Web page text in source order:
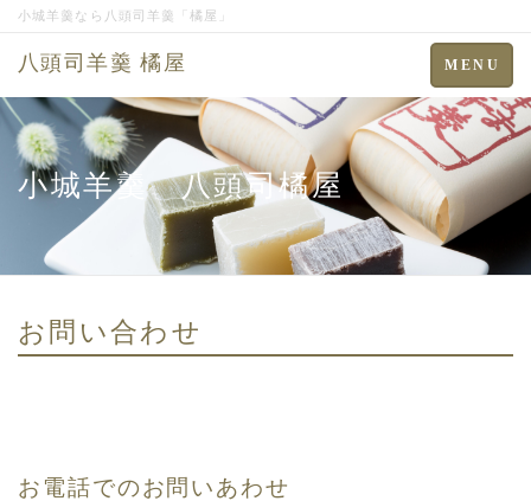
小城羊羹なら八頭司羊羹「橘屋」
Toggle
navigation
MENU
八頭司羊羹 橘屋
小城羊羹 八頭司橘屋
お問い合わせ
お電話でのお問いあわせ